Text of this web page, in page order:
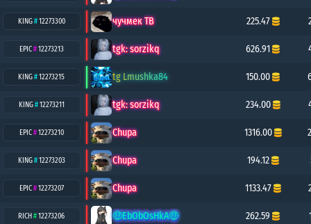
KING#12273300 чучмек ТВ 225.47
EPIC#12273213 tgk: sorzikq 626.91
KING#12273215 tg Lmushka84 150.00
KING#12273211 tgk: sorzikq 234.00
EPIC#12273210 Chupa 1316.00
KING#12273203 Chupa 194.12
EPIC#12273207 Chupa 1133.47
RICH#12273206 🤑EbObOsHkA🤑 262.59